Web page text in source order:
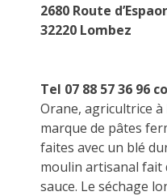
2680 Route
32220 Lombez
Tel 07 88 57 36 96
Orane, agricultrice à
marque de pâtes
faites avec un blé
moulin artisanal fait
sauce. Le séchage